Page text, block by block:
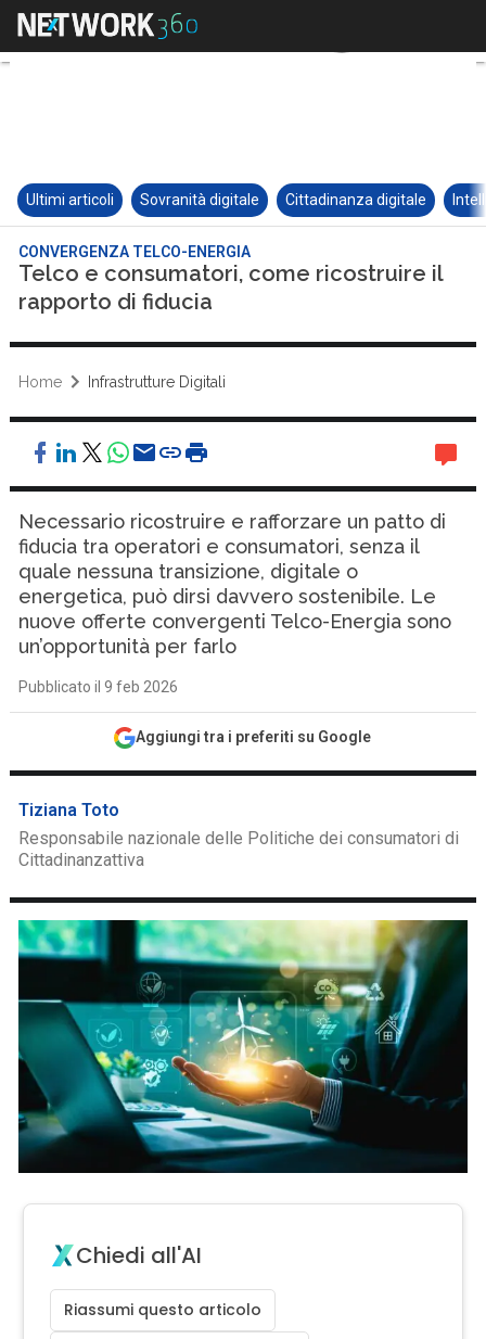
Ultimi articoli Sovranità digitale Cittadinanza digitale
CONVERGENZA TELCO-ENERGIA
Telco e consumatori, come ricostruire il
rapporto di fiducia
Home Infrastrutture Digitali
Necessario ricostruire e rafforzare un patto di
fiducia tra operatori e consumatori, senza il
quale nessuna transizione, digitale o
energetica, può dirsi davvero sostenibile. Le
nuove offerte convergenti Telco-Energia sono
un’opportunità per farlo
Pubblicato il 9 feb 2026
Aggiungi tra i preferiti su Google
Tiziana Toto
Responsabile nazionale delle Politiche dei consumatori di
Cittadinanzattiva
Chiedi all'AI
Riassumi questo articolo